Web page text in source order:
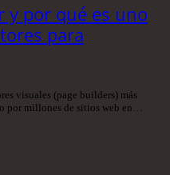
y por qué es uno
para
visuales (page builders) más
por millones de sitios web en…